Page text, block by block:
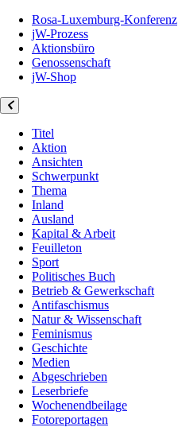
Rosa-Luxemburg-Konferenz
jW-Prozess
Aktionsbüro
Genossenschaft
jW-Shop
Titel
Aktion
Ansichten
Schwerpunkt
Thema
Inland
Ausland
Kapital & Arbeit
Feuilleton
Sport
Politisches Buch
Betrieb & Gewerkschaft
Antifaschismus
Natur & Wissenschaft
Feminismus
Geschichte
Medien
Abgeschrieben
Leserbriefe
Wochenendbeilage
Fotoreportagen